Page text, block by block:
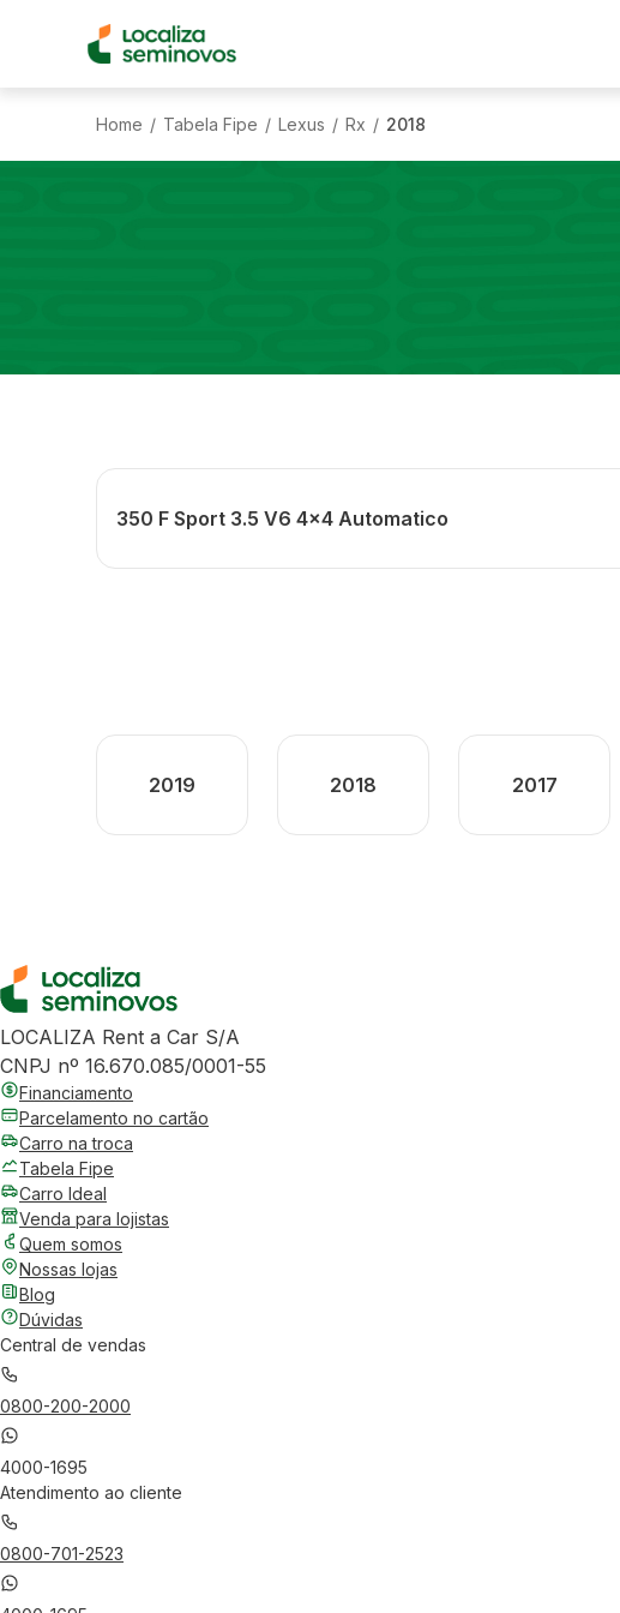
Home / Tabela Fipe / Lexus / Rx / 2018
350 F Sport 3.5 V6 4x4 Automatico
2019 2018 2017
LOCALIZA Rent a Car S/A
CNPJ nº 16.670.085/0001-55
Financiamento
Parcelamento no cartão
Carro na troca
Tabela Fipe
Carro Ideal
Venda para lojistas
Quem somos
Nossas lojas
Blog
Dúvidas
Central de vendas
0800-200-2000
4000-1695
Atendimento ao cliente
0800-701-2523